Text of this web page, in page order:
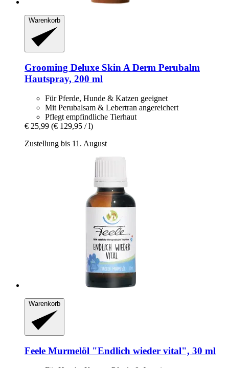
Warenkorb
Grooming Deluxe Skin A Derm Perubalm
Hautspray, 200 ml
Für Pferde, Hunde & Katzen geeignet
Mit Perubalsam & Lebertran angereichert
Pflegt empfindliche Tierhaut
€ 25,99 (€ 129,95 / l)
Zustellung bis 11. August
Warenkorb
Feele Murmelöl "Endlich wieder vital", 30 ml